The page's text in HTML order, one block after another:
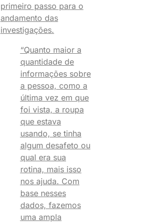
primeiro passo para o
andamento das
investigações.
“Quanto maior a
quantidade de
informações sobre
a pessoa, como a
última vez em que
foi vista, a roupa
que estava
usando, se tinha
algum desafeto ou
qual era sua
rotina, mais isso
nos ajuda. Com
base nesses
dados, fazemos
uma ampla